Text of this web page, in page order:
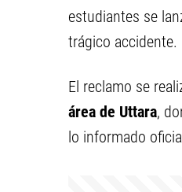
estudiantes se
trágico accidente.
El reclamo se
área de Uttara,
lo informado